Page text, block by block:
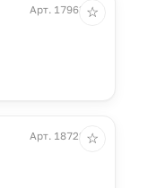
Арт. 17963.30
☆
Арт. 18722.30
☆